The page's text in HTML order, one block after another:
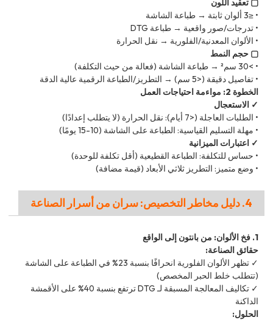
• ≤3 ألوان ثابتة → طباعة الشاشة
• تدرجات/صور واقعية → طباعة DTG
• الألوان المعدنية/الفلورية → نقل الحرارة
▢ حجم النمط
• >30 سم² → طباعة الشاشة (فعالة من حيث التكلفة)
• تفاصيل دقيقة (<5 سم) → التطريز/الطباعة الرقمية عالية الدقة
الخطوة 2: مواءمة احتياجات العمل
✓ الاستعجال
• الطلبات العاجلة (<7 أيام): نقل الحرارة (لا يتطلب إعدادًا)
• مهلة التسليم القياسية: الطباعة على الشاشة (10-15 يومًا)
✓ اعتبارات الميزانية
• حساس للتكلفة: الطباعة القطيعية (أقل تكلفة للوحدة)
• وضع متميز: التطريز ثلاثي الأبعاد (قيمة مضافة)
4. دليل مخاطر التخصيص: سران من أسرار الصناعة
1. فخ الألوان: من بانتون إلى الواقع
حقائق الصناعة:
✓ تظهر الألوان الفلورية انحرافًا بنسبة 23% في الطباعة على الشاشة
(تتطلب خلط الحبر المخصص)
✓ تكاليف المعالجة المسبقة لـ DTG ترتفع بنسبة 40% على الأقمشة
الداكنة
الحلول: